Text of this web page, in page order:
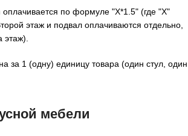
по формуле "X*1.5" (где "X"
этаж и подвал оплачиваются отдельно,
этаж).
за 1 (одну) единицу товара (один стул, один
мебели